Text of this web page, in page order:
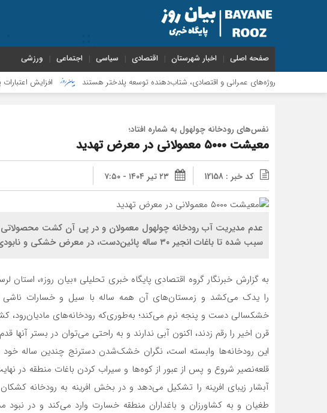
صفحه اصلی اخبار شهرستان اقتصادی سیاسی اجتماعی ورزشی
عمرانی و اقتصادی، شتاب‌دهنده توسعه پلدختر هستند افزایش اعتبارات پلدختر در سال ۱۴۰۵
نفس‌های رودخانه چولهول به شماره افتاد؛
معیشت ۵۰۰۰ معمولانی در معرض تهدید
کد خبر : 12158 ۲۳ تیر ۱۴۰۴ - ۷:۵۰
عدم مدیریت آب رودخانه چولهول معمولان و در پی آن کشت محصولاتی
سبب شده تا باغات انجیر ۳۰ ساله پائین‌دست، در معرض خشکی و نابودی قرار گیرند
به گزارش خبرنگار گروه اقتصادی پایگاه خبری تحلیلی «بیان روز»،
را یدک می‌کشد و زمستان‌های آن همه ساله با سیل و خسارات ناشی
قرن اخیر را رقم زدند، اکنون آبی ندارند و به راحتی می‌توان در بستر آنها
قلعه‌نصیر شروع و پس از عبور از کوه‌ها و سیراب کردن باغات منطقه در
آبشار زیبای افرینه را تشکیل می‌دهد و در بخش افرینه به رودخانه
طغیان و به کشاورزان و باغداران منطقه خسارت وارد می‌کند و در